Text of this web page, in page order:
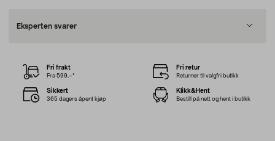
Eksperten svarer
Fri frakt
Fra 599,–*
Fri retur
Returner til valgfri butikk
Sikkert
365 dagers åpent kjøp
Klikk&Hent
Bestill på nett og hent i butikk